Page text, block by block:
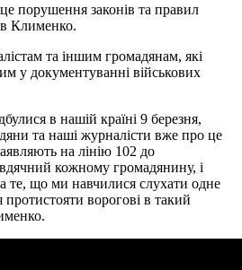
порушення законів та правил
Клименко.
та іншим громадянам, які
у документуванні військових
в нашій країні 9 березня,
та наші журналісти вже про це
на лінію 102 до
вдячний кожному громадянину, і
те, що ми навчилися слухати одне
ворогові в такий